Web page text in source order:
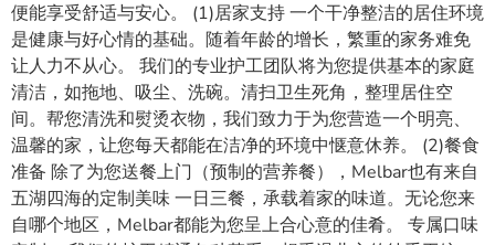
便能享受舒适与安心。 (1)居家支持 一个干净整洁的居住环境
是健康与好心情的基础。随着年龄的增长，繁重的家务难免
让人力不从心。 我们的专业护工团队将为您提供基本的家庭
清洁，如拖地、吸尘、洗碗。清扫卫生死角，整理居住空
间。帮您清洗和熨烫衣物，我们致力于为您营造一个明亮、
温馨的家，让您每天都能在洁净的环境中惬意休养。 (2)餐食
准备 除了为您送餐上门（预制的营养餐），Melbar也有来自
五湖四海的定制美味 一日三餐，承载着家的味道。无论您来
自哪个地区，Melbar都能为您呈上合心意的佳肴。 专属口味